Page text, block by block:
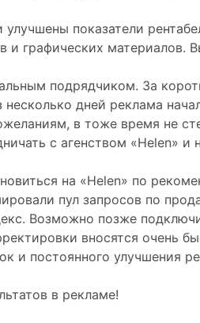
показатели
и графических
подрядчиком. За
дней реклама
в тоже время не
с агенством «Helen» и
на «Helen» по
пул запросов по
Возможно позже
вносятся очень
и постоянного улучшения
в рекламе!